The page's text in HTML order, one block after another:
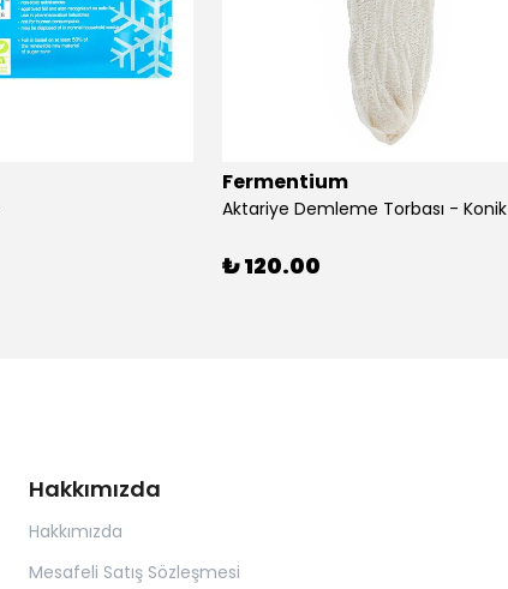
Fermentium
Aktariye Demleme Torbası - Konik
₺ 120.00
Hakkımızda
Hakkımızda
Mesafeli Satış Sözleşmesi